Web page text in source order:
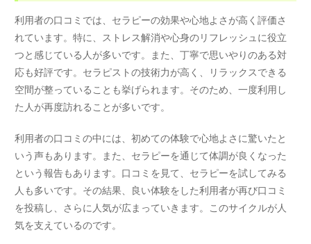
利用者の口コミでは、セラピーの効果や心地よさが高く評価さ
れています。特に、ストレス解消や心身のリフレッシュに役立
つと感じている人が多いです。また、丁寧で思いやりのある対
応も好評です。セラピストの技術力が高く、リラックスできる
空間が整っていることも挙げられます。そのため、一度利用し
た人が再度訪れることが多いです。
利用者の口コミの中には、初めての体験で心地よさに驚いたと
いう声もあります。また、セラピーを通じて体調が良くなった
という報告もあります。口コミを見て、セラピーを試してみる
人も多いです。その結果、良い体験をした利用者が再び口コミ
を投稿し、さらに人気が広まっていきます。このサイクルが人
気を支えているのです。